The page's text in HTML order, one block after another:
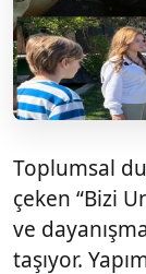
Toplumsal
çeken “Bizi
ve
taşıyor.